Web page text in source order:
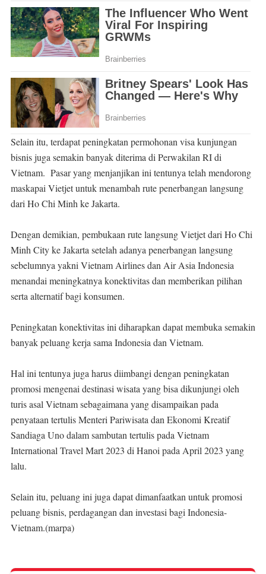
Selain itu, terdapat peningkatan permohonan visa kunjungan
bisnis juga semakin banyak diterima di Perwakilan RI di
Vietnam. Pasar yang menjanjikan ini tentunya telah mendorong
maskapai Vietjet untuk menambah rute penerbangan langsung
dari Ho Chi Minh ke Jakarta.
Dengan demikian, pembukaan rute langsung Vietjet dari Ho Chi
Minh City ke Jakarta setelah adanya penerbangan langsung
sebelumnya yakni Vietnam Airlines dan Air Asia Indonesia
menandai meningkatnya konektivitas dan memberikan pilihan
serta alternatif bagi konsumen.
Peningkatan konektivitas ini diharapkan dapat membuka semakin
banyak peluang kerja sama Indonesia dan Vietnam.
Hal ini tentunya juga harus diimbangi dengan peningkatan
promosi mengenai destinasi wisata yang bisa dikunjungi oleh
turis asal Vietnam sebagaimana yang disampaikan pada
penyataan tertulis Menteri Pariwisata dan Ekonomi Kreatif
Sandiaga Uno dalam sambutan tertulis pada Vietnam
International Travel Mart 2023 di Hanoi pada April 2023 yang
lalu.
Selain itu, peluang ini juga dapat dimanfaatkan untuk promosi
peluang bisnis, perdagangan dan investasi bagi Indonesia-
Vietnam.(marpa)